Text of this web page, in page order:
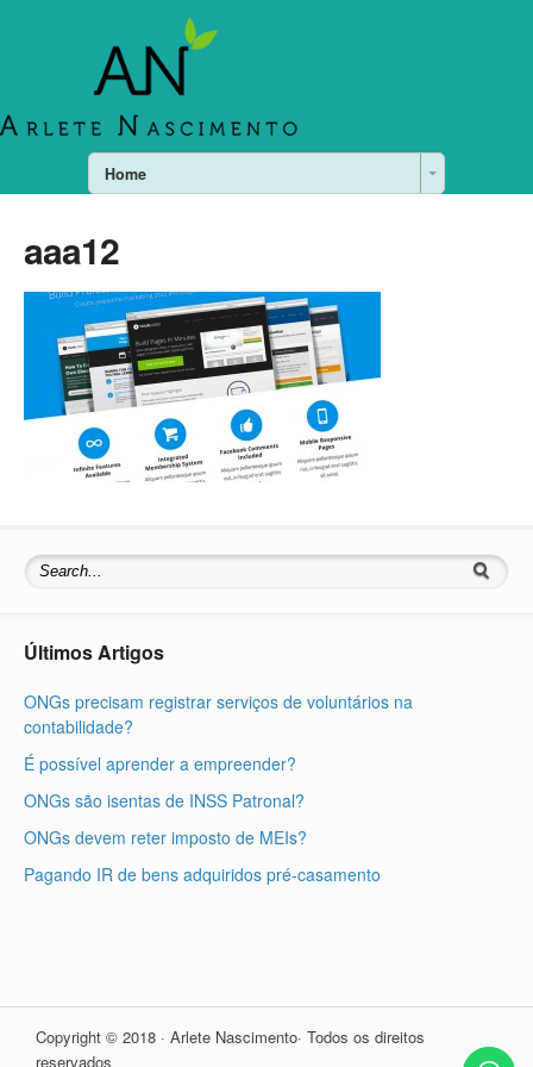
Home
aaa12
Últimos Artigos
ONGs precisam registrar serviços de voluntários na
contabilidade?
É possível aprender a empreender?
ONGs são isentas de INSS Patronal?
ONGs devem reter imposto de MEIs?
Pagando IR de bens adquiridos pré-casamento
Copyright © 2018 · Arlete Nascimento· Todos os direitos
reservados